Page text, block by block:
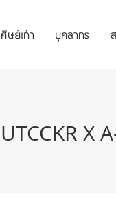
ศิษย์เก่า บุคลากร
X